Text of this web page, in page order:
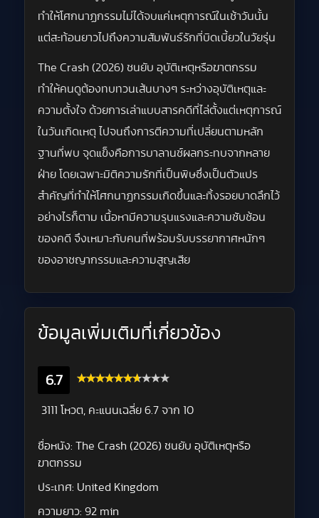
ทำให้โศกนาฏกรรมไม่ได้จบแค่เหตุการณ์ในเช้าวันนั้น
แต่สะท้อนยาวไปถึงความสัมพันธ์รักที่บิดเบี้ยวในวัยรุ่น
The Crash (2026) ชนยับ อุบัติเหตุหรือฆาตกรรม
ทำให้คนดูต้องทบทวนเส้นบางๆ ระหว่างอุบัติเหตุและ
ความตั้งใจ ด้วยการเล่าแบบสารคดีที่ไล่ตั้งแต่เหตุการณ์
ในวันเกิดเหตุ ไปจนถึงการตีความที่เปลี่ยนตามหลัก
ฐานที่พบ จุดแข็งคือการบาลานซ์ผลกระทบจากหลาย
ฝ่าย โดยเฉพาะมิติความรักที่เป็นพิษซึ่งเป็นตัวแปร
สำคัญที่ทำให้โศกนาฏกรรมเกิดขึ้นและทิ้งรอยบาดลึกไว้
อย่างไรก็ตาม เนื้อหามีความรุนแรงและความซับซ้อน
ของคดี จึงเหมาะกับคนที่พร้อมรับบรรยากาศหนักๆ
ของอาชญากรรมและความสูญเสีย
ข้อมูลเพิ่มเติมที่เกี่ยวข้อง
6.7
3111 โหวต, คะแนนเฉลี่ย 6.7 จาก 10
ชื่อหนัง: The Crash (2026) ชนยับ อุบัติเหตุหรือ
ฆาตกรรม
ประเทศ: United Kingdom
ความยาว: 92 min